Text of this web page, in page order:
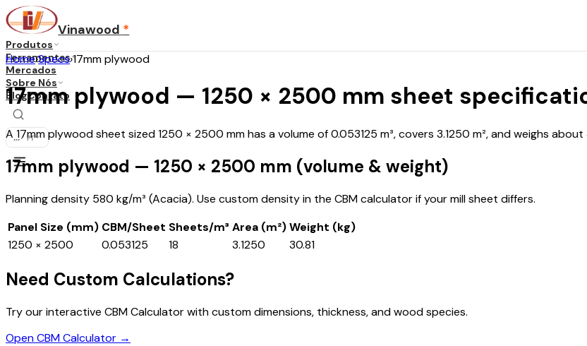
Vinawood *
Produtos
Ferramentas
Mercados
Sobre Nós
BlogContato
... · PT
Home›Specs›17mm plywood
17mm plywood — 1250 × 2500 mm sheet
A 17mm plywood sheet sized 1250 × 2500 mm has a volume of 0.053125 m³, covers 3.1250 m², and weighs
17mm plywood — 1250 × 2500 mm (volume & weight)
Planning density 580 kg/m³ (Acacia). Use custom density in the CBM calculator if your mill sheet differs.
Panel Size (mm) CBM/Sheet Sheets/m³ Area (m²)Weight (kg)
1250 × 2500
0.053125 18 3.1250 30.81
Need Custom Calculations?
Try our interactive CBM Calculator with custom dimensions, thickness, and wood species.
Open CBM Calculator →